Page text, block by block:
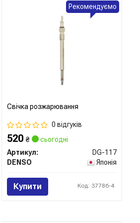
Свічка розжарювання
0 відгуків
520 ₴
сьогодні
Артикул:
DG-117
DENSO
Японія
Купити Код: 37786-4
Рекомендуємо